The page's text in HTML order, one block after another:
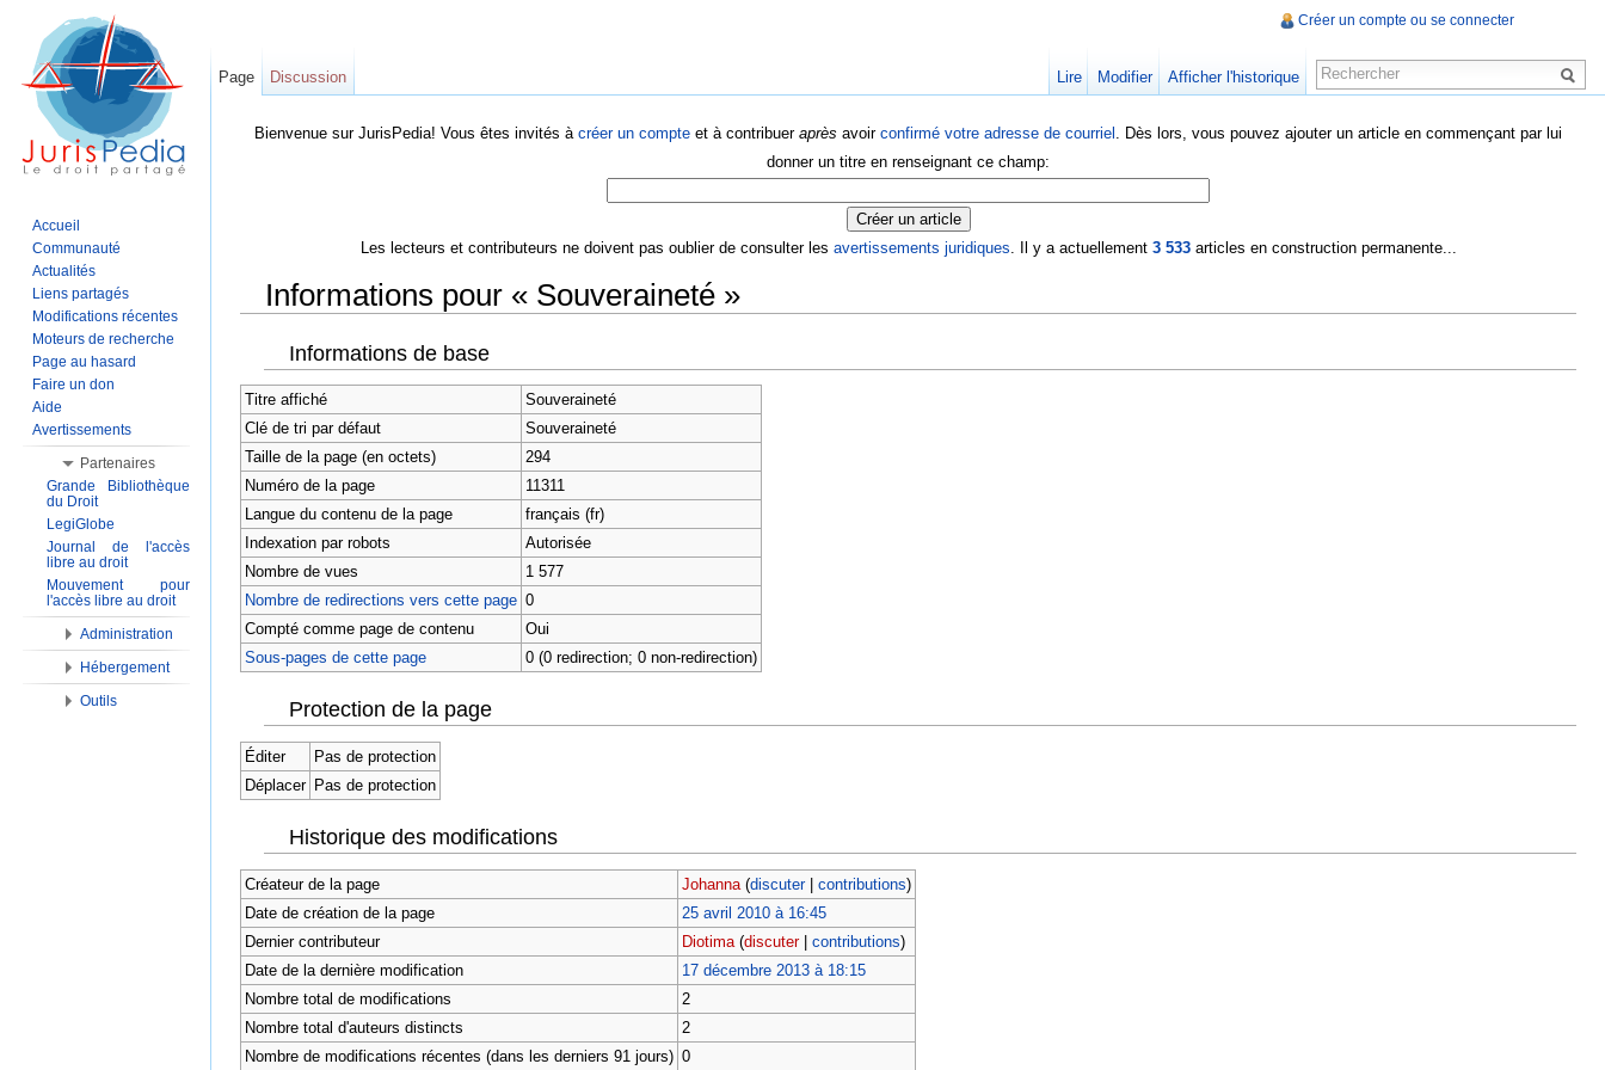
Bienvenue sur JurisPedia! Vous êtes invités à créer un compte et à contribuer après avoir confirmé votre adresse de courriel . Dès lors, vous pouvez ajouter un article en commençant par lui
donner un titre en renseignant ce champ:
Les lecteurs et contributeurs ne doivent pas oublier de consulter les avertissements juridiques. Il y a actuellement 3 533articles en construction permanente...
Informations pour « Souveraineté »
Informations de base
Titre affiché
Souveraineté
Clé de tri par défaut
Souveraineté
Taille de la page (en octets)
294
Numéro de la page
11311
Langue du contenu de la page
français (fr)
Indexation par robots
Autorisée
Nombre de vues
1 577
Nombre de redirections vers cette page 0
Compté comme page de contenu
Oui
Sous-pages de cette page
0 (0 redirection; 0 non-redirection)
Protection de la page
Éditer
Pas de protection
Déplacer
Pas de protection
Historique des modifications
Créateur de la page Johanna (discuter| contributions)
Date de création de la page
25 avril 2010 à 16:45
Dernier contributeur
Diotima (discuter| contributions)
Date de la dernière modification
17 décembre 2013 à 18:15
Nombre total de modifications
2
Nombre total d'auteurs distincts
2
Nombre de modifications récentes (dans les derniers 91 jours) 0
Créer un compte ou se connecter
Page Discussion Lire Modifier Afficher l'historique
Accueil
Communauté
Actualités
Liens partagés
Modifications récentes
Moteurs de recherche
Page au hasard
Faire un don
Aide
Avertissements
Partenaires
Grande Bibliothèque
du Droit
LegiGlobe
Journal de l'accès
libre au droit
Mouvement pour
l'accès libre au droit
Administration
Hébergement
Outils